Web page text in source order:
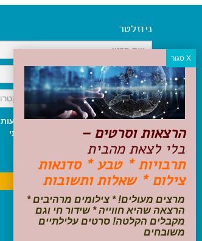
ניוזלטר
אני מאשר/ת קבלת ניוזלטר והודעות
שיווקיות, ומאשר/ת כי קראתי והסכמתי
לתקנון האתר ולמדיניות הפרטיות
ניתן לבטל את ההרשמה בכל עת
הרצאות וסרטים –
בלי לצאת מהבית
תרבויות * טבע * סדנאות
צילום * שאלות ותשובות
מרצים מעולים! * צילומים מרהיבים *
הרצאה שהיא חווייה * שידור חי וגם
מקבלים הקלטה! סרטים עלילתיים
משובחים